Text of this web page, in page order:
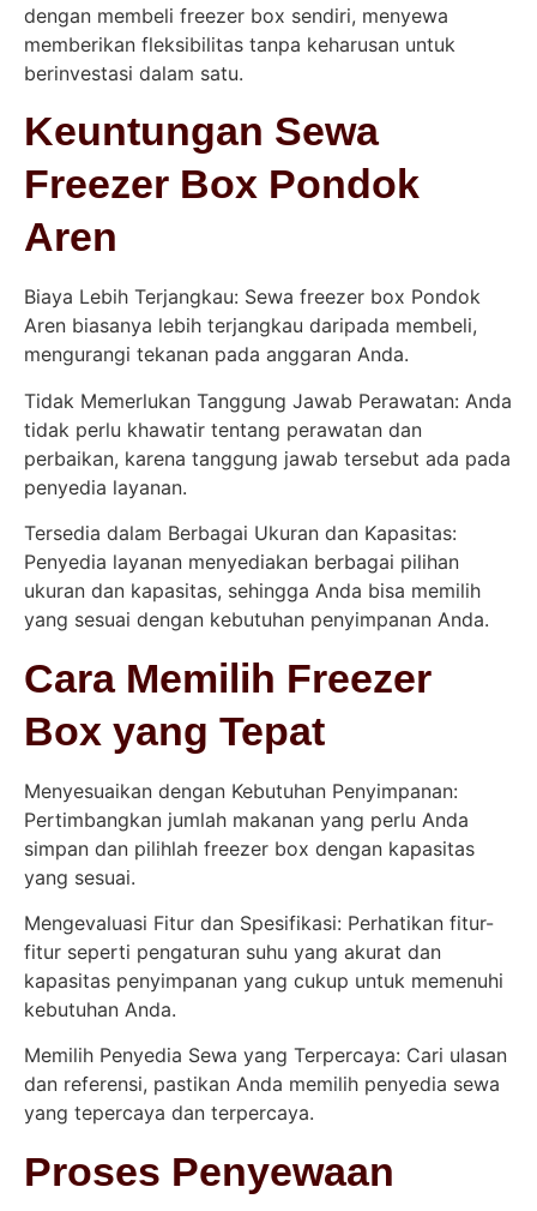
dengan membeli freezer box sendiri, menyewa
memberikan fleksibilitas tanpa keharusan untuk
berinvestasi dalam satu.
Keuntungan Sewa
Freezer Box Pondok
Aren
Biaya Lebih Terjangkau: Sewa freezer box Pondok
Aren biasanya lebih terjangkau daripada membeli,
mengurangi tekanan pada anggaran Anda.
Tidak Memerlukan Tanggung Jawab Perawatan: Anda
tidak perlu khawatir tentang perawatan dan
perbaikan, karena tanggung jawab tersebut ada pada
penyedia layanan.
Tersedia dalam Berbagai Ukuran dan Kapasitas:
Penyedia layanan menyediakan berbagai pilihan
ukuran dan kapasitas, sehingga Anda bisa memilih
yang sesuai dengan kebutuhan penyimpanan Anda.
Cara Memilih Freezer
Box yang Tepat
Menyesuaikan dengan Kebutuhan Penyimpanan:
Pertimbangkan jumlah makanan yang perlu Anda
simpan dan pilihlah freezer box dengan kapasitas
yang sesuai.
Mengevaluasi Fitur dan Spesifikasi: Perhatikan fitur-
fitur seperti pengaturan suhu yang akurat dan
kapasitas penyimpanan yang cukup untuk memenuhi
kebutuhan Anda.
Memilih Penyedia Sewa yang Terpercaya: Cari ulasan
dan referensi, pastikan Anda memilih penyedia sewa
yang tepercaya dan terpercaya.
Proses Penyewaan